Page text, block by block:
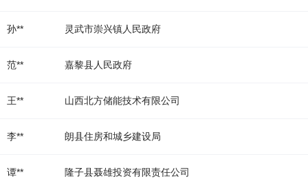
孙** 灵武市崇兴镇人民政府
范** 嘉黎县人民政府
王** 山西北方储能技术有限公司
李** 朗县住房和城乡建设局
谭** 隆子县聂雄投资有限责任公司